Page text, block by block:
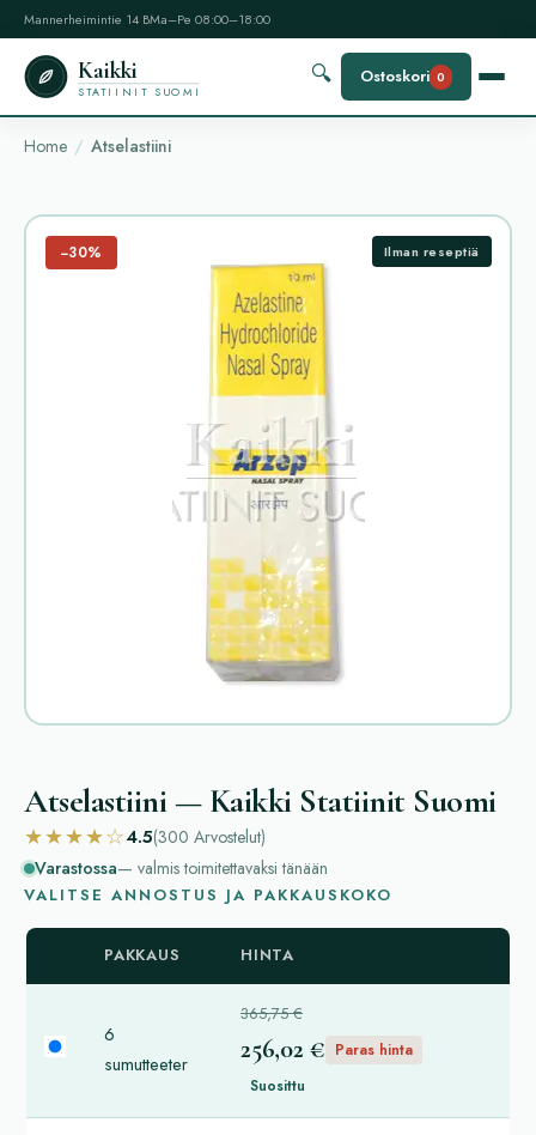
Mannerheimintie 14 BMa–Pe 08:00–18:00
Kaikki
STATIINIT SUOMI
🔍 Ostoskori 0
Home Atselastiini
−30% Ilman reseptiä
Atselastiini — Kaikki Statiinit Suomi
★★★★☆4.5(300 Arvostelut)
Varastossa— valmis toimitettavaksi tänään
VALITSE ANNOSTUS JA PAKKAUSKOKO
PAKKAUS HINTA
6
sumutteeter
365,75 €
256,02 € Paras hinta
Suosittu